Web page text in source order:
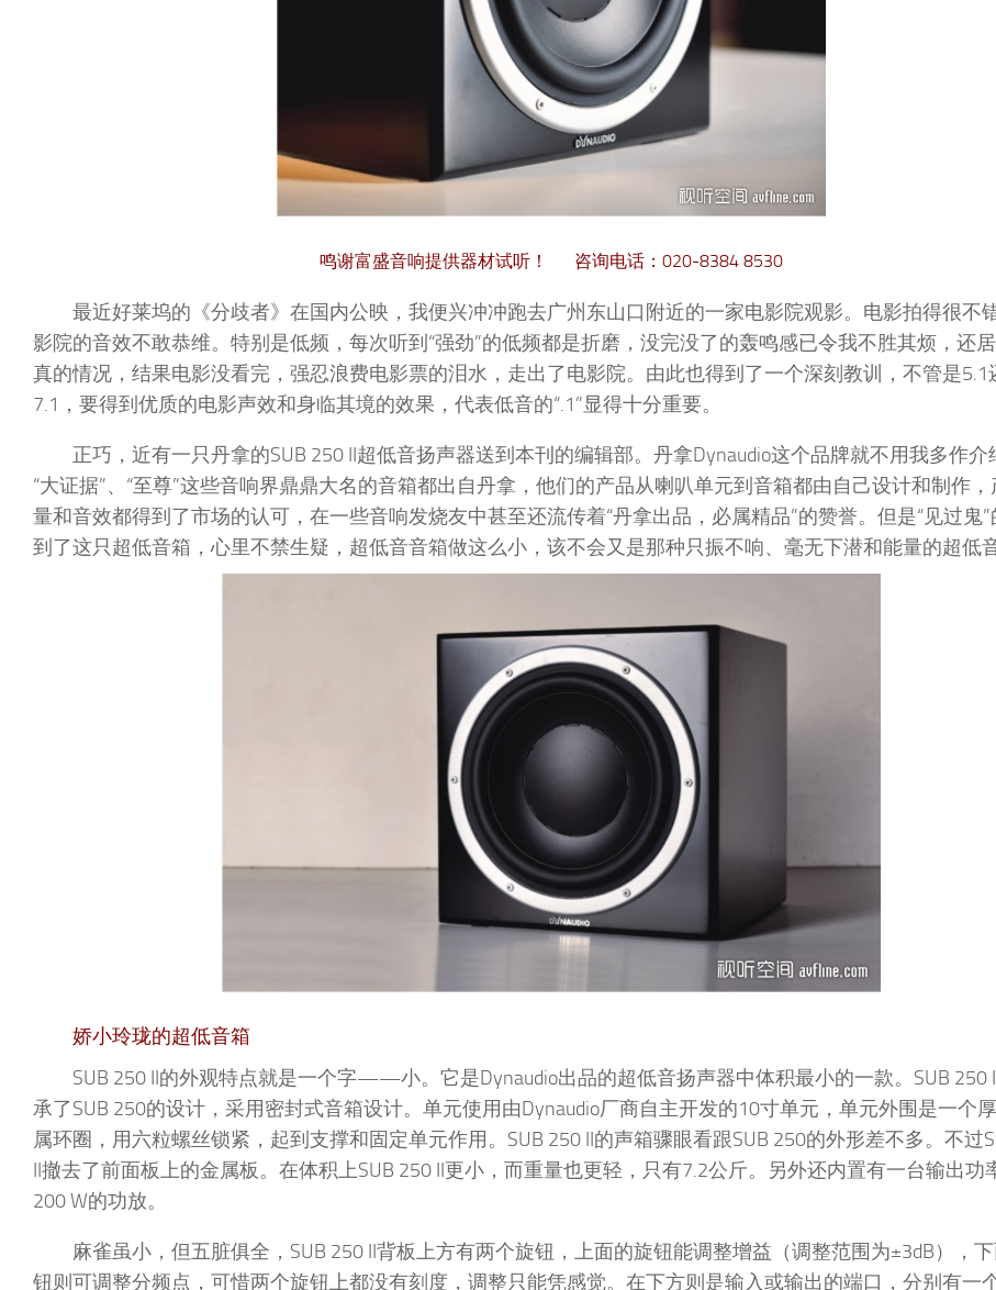
鸣谢富盛音响提供器材试听！ 咨询电话：020-8384 8530
最近好莱坞的《分歧者》在国内公映，我便兴冲冲跑去广州东山口附近的一家电影院观影。电影拍得很不
影院的音效不敢恭维。特别是低频，每次听到“强劲”的低频都是折磨，没完没了的轰鸣感已令我不胜其烦，还
真的情况，结果电影没看完，强忍浪费电影票的泪水，走出了电影院。由此也得到了一个深刻教训，不管是5.1
7.1，要得到优质的电影声效和身临其境的效果，代表低音的“.1”显得十分重要。
正巧，近有一只丹拿的SUB 250 II超低音扬声器送到本刊的编辑部。丹拿Dynaudio这个品牌就不用我多作介
“大证据”、“至尊”这些音响界鼎鼎大名的音箱都出自丹拿，他们的产品从喇叭单元到音箱都由自己设计和制作
量和音效都得到了市场的认可，在一些音响发烧友中甚至还流传着“丹拿出品，必属精品”的赞誉。但是“见过鬼
到了这只超低音箱，心里不禁生疑，超低音音箱做这么小，该不会又是那种只振不响、毫无下潜和能量的超低
娇小玲珑的超低音箱
SUB 250 II的外观特点就是一个字——小。它是Dynaudio出品的超低音扬声器中体积最小的一款。SUB 250
承了SUB 250的设计，采用密封式音箱设计。单元使用由Dynaudio厂商自主开发的10寸单元，单元外围是一个
属环圈，用六粒螺丝锁紧，起到支撑和固定单元作用。SUB 250 II的声箱骤眼看跟SUB 250的外形差不多。不过
II撤去了前面板上的金属板。在体积上SUB 250 II更小，而重量也更轻，只有7.2公斤。另外还内置有一台输出功
200 W的功放。
麻雀虽小，但五脏俱全，SUB 250 II背板上方有两个旋钮，上面的旋钮能调整增益（调整范围为±3dB），
钮则可调整分频点，可惜两个旋钮上都没有刻度，调整只能凭感觉。在下方则是输入或输出的端口，分别有一